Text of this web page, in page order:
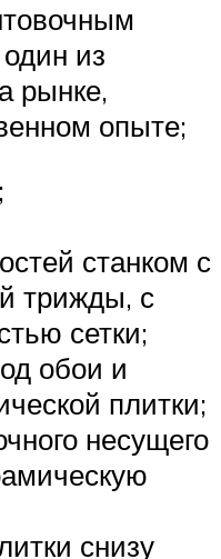
из
рынке,
опыте;
станком с
трижды, с
сетки;
обои и
плитки;
несущего
снизу